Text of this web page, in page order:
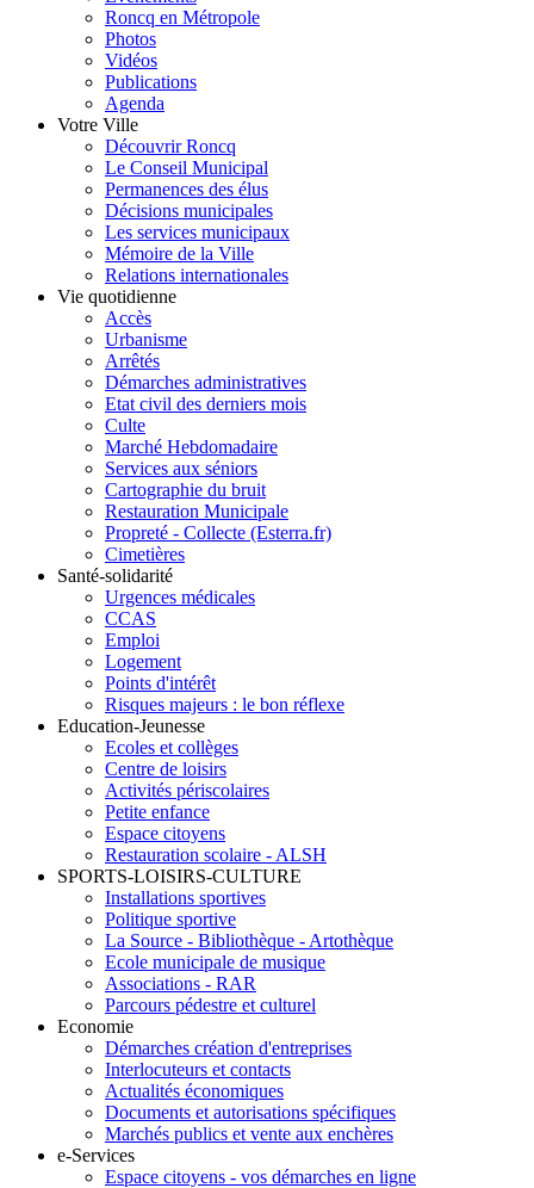
Roncq en Métropole
Photos
Vidéos
Publications
Agenda
Votre Ville
Découvrir Roncq
Le Conseil Municipal
Permanences des élus
Décisions municipales
Les services municipaux
Mémoire de la Ville
Relations internationales
Vie quotidienne
Accès
Urbanisme
Arrêtés
Démarches administratives
Etat civil des derniers mois
Culte
Marché Hebdomadaire
Services aux séniors
Cartographie du bruit
Restauration Municipale
Propreté - Collecte (Esterra.fr)
Cimetières
Santé-solidarité
Urgences médicales
CCAS
Emploi
Logement
Points d'intérêt
Risques majeurs : le bon réflexe
Education-Jeunesse
Ecoles et collèges
Centre de loisirs
Activités périscolaires
Petite enfance
Espace citoyens
Restauration scolaire - ALSH
SPORTS-LOISIRS-CULTURE
Installations sportives
Politique sportive
La Source - Bibliothèque - Artothèque
Ecole municipale de musique
Associations - RAR
Parcours pédestre et culturel
Economie
Démarches création d'entreprises
Interlocuteurs et contacts
Actualités économiques
Documents et autorisations spécifiques
Marchés publics et vente aux enchères
e-Services
Espace citoyens - vos démarches en ligne